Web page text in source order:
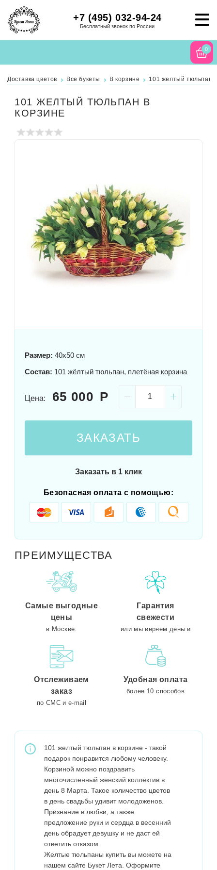
+7 (495) 032-94-24
Бесплатный звонок по России
0
Доставка цветов Все букеты В корзине 101 желтый тюльпан
101 ЖЕЛТЫЙ ТЮЛЬПАН В
КОРЗИНЕ
Размер: 40x50 см
Состав: 101 жёлтый тюльпан, плетёная корзина
Цена: 65 000
ЗАКАЗАТЬ
Заказать в 1 клик
Безопасная оплата с помощью:
ПРЕИМУЩЕСТВА
Самые выгодные
цены
в Москве.
Гарантия
свежести
или мы вернем деньги
Отслеживаем
заказ
по СМС и e-mail
Удобная оплата
более 10 способов
101 желтый тюльпан в корзине - такой
подарок понравится любому человеку.
Корзиной можно поздравить
многочисленный женский коллектив в
день 8 Марта. Такое количество цветов
в день свадьбы удивит молодоженов.
Признание в любви, а также
предложение руки и сердца в весенний
день обрадует девушку и не даст ей
ответить отказом.
Желтые тюльпаны купить вы можете на
нашем сайте Букет Лета. Оформите